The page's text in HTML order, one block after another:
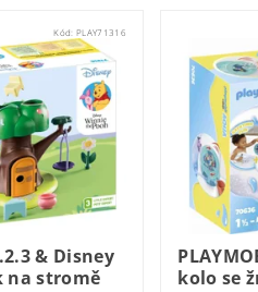
Kód:PLAY71316
& Disney
na stromě
kolo se